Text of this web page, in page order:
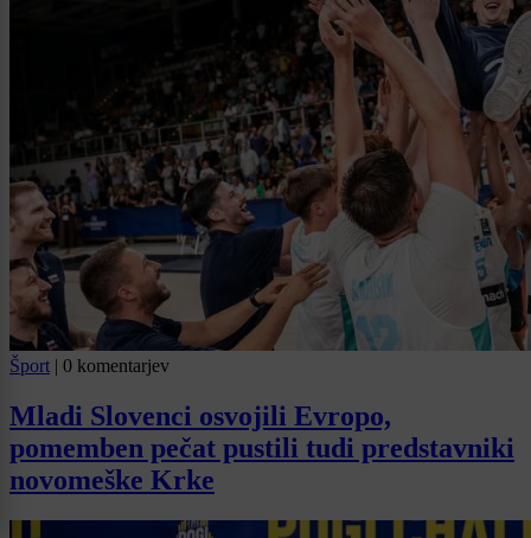
Šport | 0 komentarjev
Mladi Slovenci osvojili Evropo,
pomemben pečat pustili tudi predstavniki
novomeške Krke